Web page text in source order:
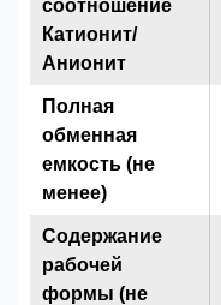
соотношение
Катионит/
Анионит
Полная
обменная
емкость (не
менее)
Содержание
рабочей
формы (не